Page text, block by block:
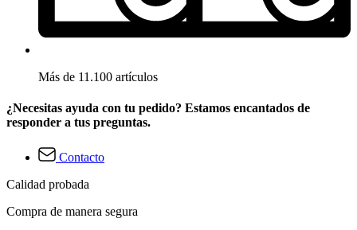
Más de 11.100 artículos
¿Necesitas ayuda con tu pedido? Estamos encantados de
responder a tus preguntas.
Contacto
Calidad probada
Compra de manera segura